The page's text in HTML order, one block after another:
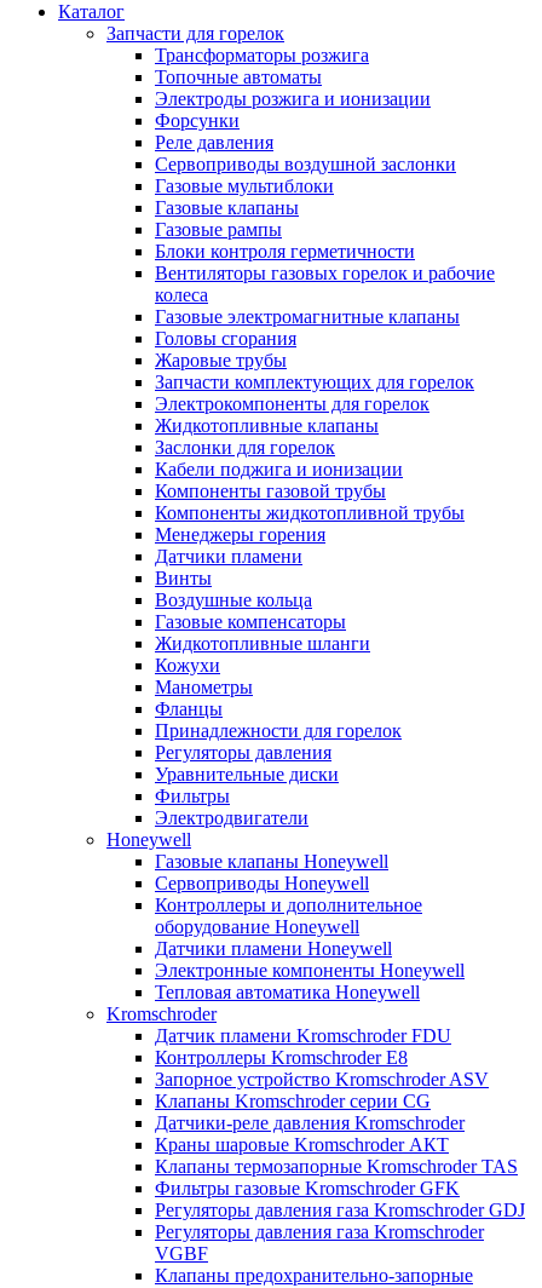
Каталог
Запчасти для горелок
Трансформаторы розжига
Топочные автоматы
Электроды розжига и ионизации
Форсунки
Реле давления
Сервоприводы воздушной заслонки
Газовые мультиблоки
Газовые клапаны
Газовые рампы
Блоки контроля герметичности
Вентиляторы газовых горелок и рабочие
колеса
Газовые электромагнитные клапаны
Головы сгорания
Жаровые трубы
Запчасти комплектующих для горелок
Электрокомпоненты для горелок
Жидкотопливные клапаны
Заслонки для горелок
Кабели поджига и ионизации
Компоненты газовой трубы
Компоненты жидкотопливной трубы
Менеджеры горения
Датчики пламени
Винты
Воздушные кольца
Газовые компенсаторы
Жидкотопливные шланги
Кожухи
Манометры
Фланцы
Принадлежности для горелок
Регуляторы давления
Уравнительные диски
Фильтры
Электродвигатели
Honeywell
Газовые клапаны Honeywell
Сервоприводы Honeywell
Контроллеры и дополнительное
оборудование Honeywell
Датчики пламени Honeywell
Электронные компоненты Honeywell
Тепловая автоматика Honeywell
Kromschroder
Датчик пламени Kromschroder FDU
Контроллеры Kromschroder E8
Запорное устройство Kromschroder ASV
Клапаны Kromschroder серии CG
Датчики-реле давления Kromschroder
Краны шаровые Kromschroder АКТ
Клапаны термозапорные Kromschroder TAS
Фильтры газовые Kromschroder GFK
Регуляторы давления газа Kromschroder GDJ
Регуляторы давления газа Kromschroder
VGBF
Клапаны предохранительно-запорные